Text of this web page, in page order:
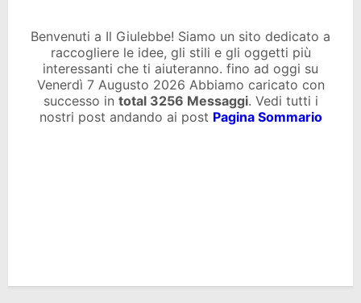
Benvenuti a Il Giulebbe! Siamo un sito dedicato a
raccogliere le idee, gli stili e gli oggetti più
interessanti che ti aiuteranno. fino ad oggi su
Venerdì 7 Augusto 2026 Abbiamo caricato con
successo in total 3256 Messaggi. Vedi tutti i
nostri post andando ai post Pagina Sommario